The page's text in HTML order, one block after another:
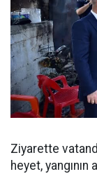
Ziyarette
heyet,